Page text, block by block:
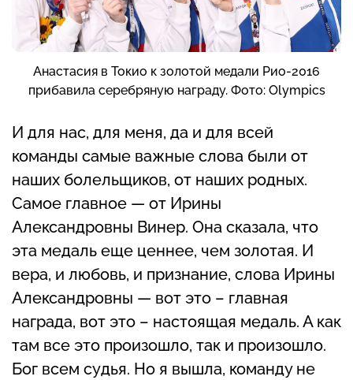
Анастасия в Токио к золотой медали Рио-2016
прибавила серебряную награду. Фото: Olympics
И для нас, для меня, да и для всей
команды самые важные слова были от
наших болельщиков, от наших родных.
Самое главное — от Ирины
Александровны Винер. Она сказала, что
эта медаль еще ценнее, чем золотая. И
вера, и любовь, и признание, слова Ирины
Александровны — вот это – главная
награда, вот это – настоящая медаль. А как
там все это произошло, так и произошло.
Бог всем судья. Но я вышла, команду не